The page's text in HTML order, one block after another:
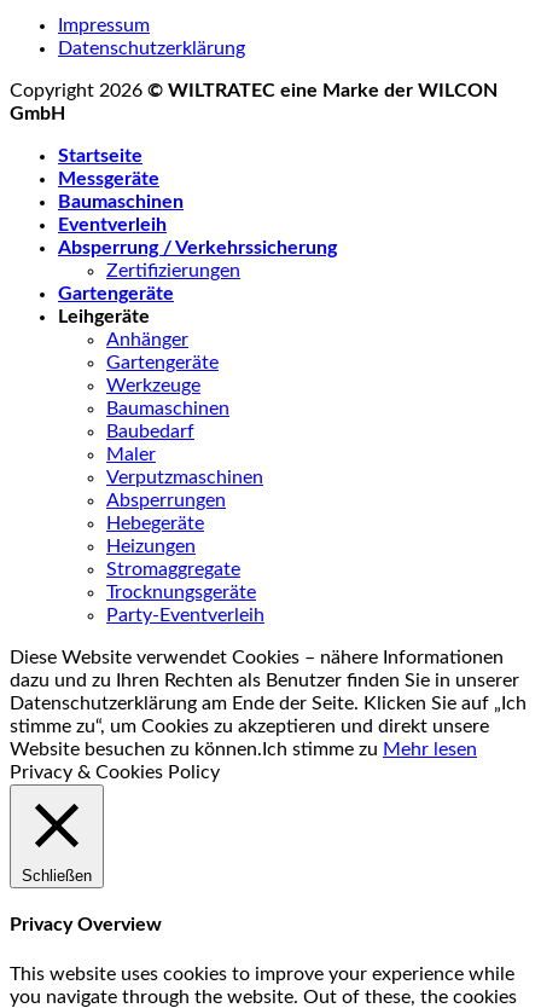
Impressum
Datenschutzerklärung
Copyright 2026 © WILTRATEC eine Marke der WILCON
GmbH
Startseite
Messgeräte
Baumaschinen
Eventverleih
Absperrung / Verkehrssicherung
Zertifizierungen
Gartengeräte
Leihgeräte
Anhänger
Gartengeräte
Werkzeuge
Baumaschinen
Baubedarf
Maler
Verputzmaschinen
Absperrungen
Hebegeräte
Heizungen
Stromaggregate
Trocknungsgeräte
Party-Eventverleih
Diese Website verwendet Cookies – nähere Informationen
dazu und zu Ihren Rechten als Benutzer finden Sie in unserer
Datenschutzerklärung am Ende der Seite. Klicken Sie auf „Ich
stimme zu“, um Cookies zu akzeptieren und direkt unsere
Website besuchen zu können. Ich stimme zu Mehr lesen
Privacy & Cookies Policy
Schließen
Privacy Overview
This website uses cookies to improve your experience while
you navigate through the website. Out of these, the cookies